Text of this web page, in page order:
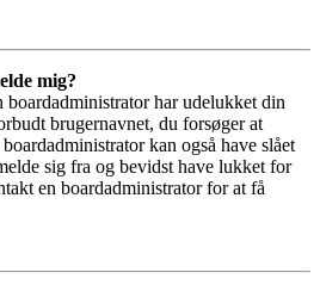
mig?
boardadministrator har udelukket din
brugernavnet, du forsøger at
kan også have slået
sig fra og bevidst have lukket for
en boardadministrator for at få